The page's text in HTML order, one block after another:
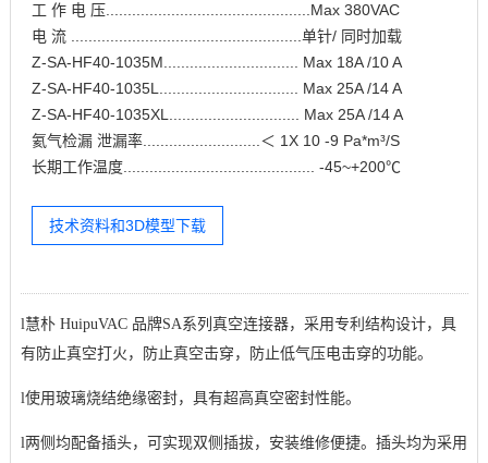
工 作 电 压...............................................Max 380VAC
电 流 .....................................................单针/ 同时加载
Z-SA-HF40-1035M............................... Max 18A /10 A
Z-SA-HF40-1035L................................ Max 25A /14 A
Z-SA-HF40-1035XL.............................. Max 25A /14 A
氦气检漏 泄漏率...........................＜ 1X 10 -9 Pa*m³/S
长期工作温度............................................ -45~+200℃
技术资料和3D模型下载
l慧朴 HuipuVAC 品牌SA系列真空连接器， 采用专利结构设计，具
有防止真空打火，防止真空击穿，防止低气压电击穿的功能。
l使用玻璃烧结绝缘密封，具有超高真空密封性能。
l两侧均配备插头，可实现双侧插拔，安装维修便捷。插头均为采用